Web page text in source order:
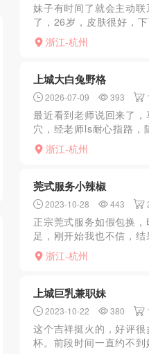
妹子有时间了就会主动
了，26岁，皮肤很好，
合适个人觉得，但是妹子
是听话，让趴着就趴着，
浙江-杭州
上城大白兔野格
2026-07-09 393 1
最近看到老师说回来了
穴，经老师ls耐心指路，
师笑容挂在脸上，就像多
而且温柔，进门就拿出了
浙江-杭州
莞式服务小辣椒
2023-10-28 443
正宗莞式服务如假包换
足，刚开始我也不信，
到作为一个资深狼友在杭
么好的服务，这服务水准
浙江-杭州
上城巨乳兼职妹
2023-10-22 380 1
这个吉祥挺火的，好评
杯。前段时间一直约不